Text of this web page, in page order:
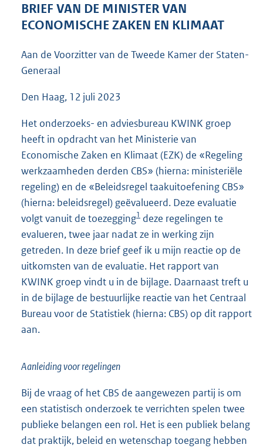
K
b
BRIEF VAN DE MINISTER VAN
ECONOMISCHE ZAKEN EN KLIMAAT
Aan de Voorzitter van de Tweede Kamer der Staten-
Generaal
Den Haag, 12 juli 2023
Het onderzoeks- en adviesbureau KWINK groep
heeft in opdracht van het Ministerie van
Economische Zaken en Klimaat (EZK) de «Regeling
werkzaamheden derden CBS» (hierna: ministeriële
regeling) en de «Beleidsregel taakuitoefening CBS»
(hierna: beleidsregel) geëvalueerd. Deze evaluatie
volgt vanuit de toezegging1 deze regelingen te
evalueren, twee jaar nadat ze in werking zijn
getreden. In deze brief geef ik u mijn reactie op de
uitkomsten van de evaluatie. Het rapport van
KWINK groep vindt u in de bijlage. Daarnaast treft u
in de bijlage de bestuurlijke reactie van het Centraal
Bureau voor de Statistiek (hierna: CBS) op dit rapport
aan.
Aanleiding voor regelingen
Bij de vraag of het CBS de aangewezen partij is om
een statistisch onderzoek te verrichten spelen twee
publieke belangen een rol. Het is een publiek belang
dat praktijk, beleid en wetenschap toegang hebben